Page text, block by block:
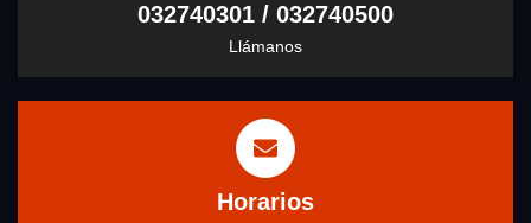
032740301 / 032740500
Llámanos
Horarios